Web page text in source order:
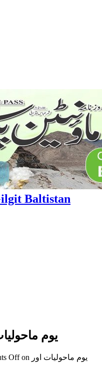
Baltistan
یوم
Offon یوم ماحولیات اور